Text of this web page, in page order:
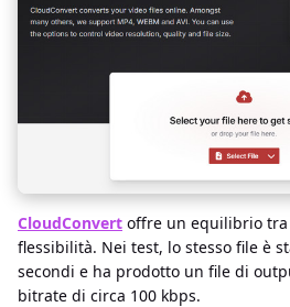
CloudConvert offre un equilibrio
flessibilità. Nei test, lo stesso file è
secondi e ha prodotto un file di
bitrate di circa 100 kbps.